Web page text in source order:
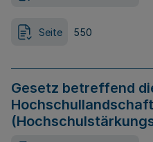
Seite 550
Gesetz betreffend
Hochschullandschaft